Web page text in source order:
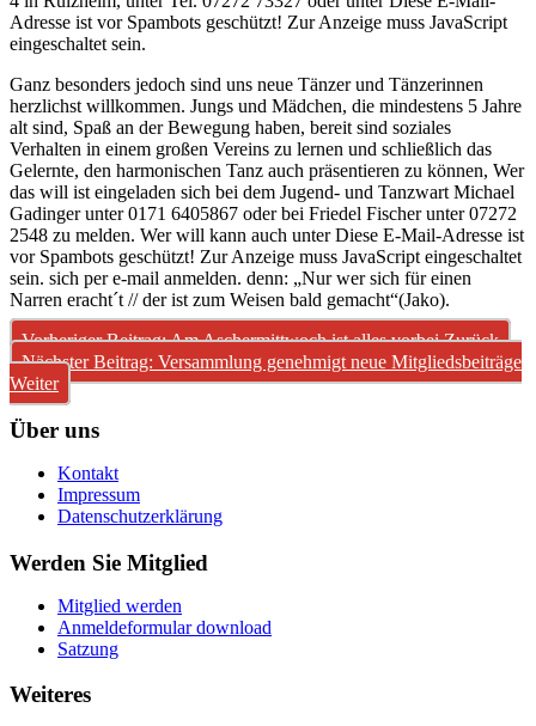
Adresse ist vor Spambots geschützt! Zur Anzeige muss JavaScript
eingeschaltet sein.
Ganz besonders jedoch sind uns neue Tänzer und Tänzerinnen
herzlichst willkommen. Jungs und Mädchen, die mindestens 5 Jahre
alt sind, Spaß an der Bewegung haben, bereit sind soziales
Verhalten in einem großen Vereins zu lernen und schließlich das
Gelernte, den harmonischen Tanz auch präsentieren zu können, Wer
das will ist eingeladen sich bei dem Jugend- und Tanzwart Michael
Gadinger unter 0171 6405867 oder bei Friedel Fischer unter 07272
2548 zu melden. Wer will kann auch unterDiese E-Mail-Adresse ist
vor Spambots geschützt! Zur Anzeige muss JavaScript eingeschaltet
sein. sich per e-mail anmelden. denn: „Nur wer sich für einen
Narren eracht´t // der ist zum Weisen bald gemacht“(Jako).
Vorheriger Beitrag: Am Aschermittwoch ist alles vorbeiZurück
Nächster Beitrag: Versammlung genehmigt neue Mitgliedsbeiträge
Weiter
Über uns
Kontakt
Impressum
Datenschutzerklärung
Werden Sie Mitglied
Mitglied werden
Anmeldeformular download
Satzung
Weiteres